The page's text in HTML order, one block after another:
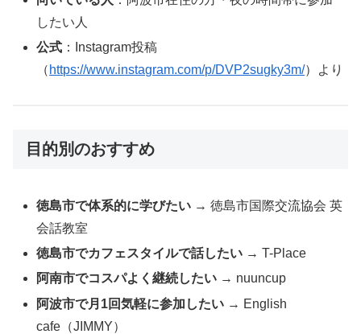
したい人
公式 ：Instagram投稿
（ https://www.instagram.com/p/DVP2sugky3m/）より
目的別のおすすめ
徳島市で体系的に学びたい → 徳島市国際交流協会 英
会話教室
徳島市でカフェスタイルで話したい → T-Place
阿南市でコスパよく継続したい → nuuncup
阿波市で月1回気軽に参加したい → English
cafe（JIMMY）